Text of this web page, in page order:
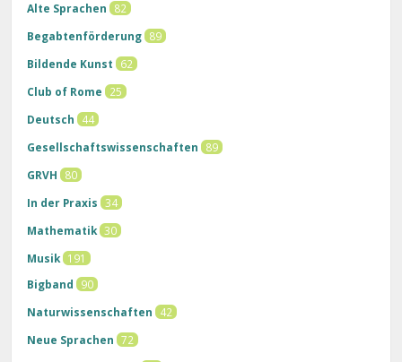
Alte Sprachen
82
Begabtenförderung 89
Bildende Kunst
62
Club of Rome
25
Deutsch
44
Gesellschaftswissenschaften
89
GRVH
80
In der Praxis 34
Mathematik 30
Musik 191
Bigband
90
Naturwissenschaften
42
Neue Sprachen 72